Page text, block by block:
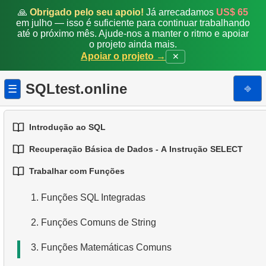
🙏 Obrigado pelo seu apoio! Já arrecadamos US$ 65
em julho — isso é suficiente para continuar trabalhando
até o próximo mês. Ajude-nos a manter o ritmo e apoiar
o projeto ainda mais.
Apoiar o projeto →
✕
☰ SQLtest.online ⎆
Introdução ao SQL
1.Introdução a Bases de Dados
Tipos de Bases de Dados
3. Conceitos de Bases de Dados Relacionais
4. Tipos de Dados Básicos
5. Entendendo os Valores NULL no SQL
Recuperação Básica de Dados - A Instrução SELECT
1.Selecionando Dados de uma Tabela
2. Filtragem de Dados
3. Combinando Múltiplas Condições
4. Alias para Colunas
Trabalhar com Funções
1. Funções SQL Integradas
2. Funções Comuns de String
3. Funções Matemáticas Comuns